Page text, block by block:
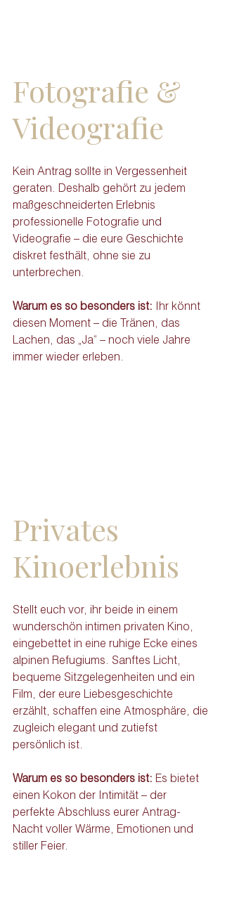
Fotografie &
Videografie
Kein Antrag sollte in Vergessenheit
geraten. Deshalb gehört zu jedem
maßgeschneiderten Erlebnis
professionelle Fotografie und
Videografie – die eure Geschichte
diskret festhält, ohne sie zu
unterbrechen.
Warum es so besonders ist: Ihr könnt
diesen Moment – die Tränen, das
Lachen, das „Ja“ – noch viele Jahre
immer wieder erleben.
Privates
Kinoerlebnis
Stellt euch vor, ihr beide in einem
wunderschön intimen privaten Kino,
eingebettet in eine ruhige Ecke eines
alpinen Refugiums. Sanftes Licht,
bequeme Sitzgelegenheiten und ein
Film, der eure Liebesgeschichte
erzählt, schaffen eine Atmosphäre, die
zugleich elegant und zutiefst
persönlich ist.
Warum es so besonders ist: Es bietet
einen Kokon der Intimität – der
perfekte Abschluss eurer Antrag-
Nacht voller Wärme, Emotionen und
stiller Feier.